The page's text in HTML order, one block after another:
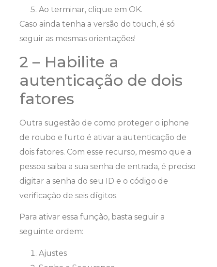
Ao terminar, clique em OK.
Caso ainda tenha a versão do touch, é só
seguir as mesmas orientações!
2 – Habilite a
autenticação de dois
fatores
Outra sugestão de como proteger o iphone
de roubo e furto é ativar a autenticação de
dois fatores. Com esse recurso, mesmo que a
pessoa saiba a sua senha de entrada, é preciso
digitar a senha do seu ID e o código de
verificação de seis dígitos.
Para ativar essa função, basta seguir a
seguinte ordem:
Ajustes